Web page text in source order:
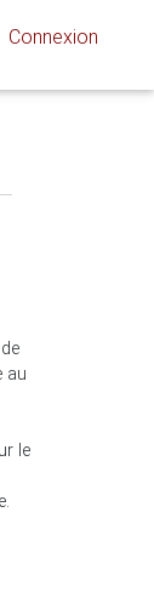
Connexion
au
le